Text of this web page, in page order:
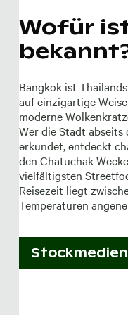
Wofür
Bangkok ist
auf einzigartige
moderne
Wer die Stadt
erkundet, entdeckt
den Chatuchak
vielfältigsten
Reisezeit liegt
Temperaturen